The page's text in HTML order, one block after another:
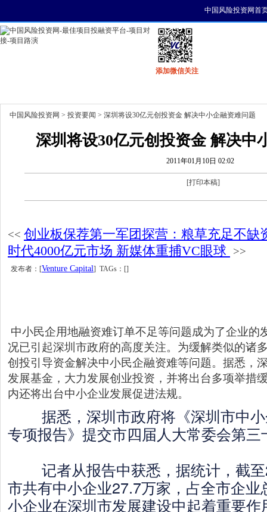
中国风险投资网首
添加微信关注
中国风险投资网 > 投资要闻 > 深圳将设30亿元创投资金 解决中小企融资难问题
深圳将设30亿元创投资金 解决中
2011年01月10日 02:02
[打印本稿]
<< 创业板保荐第一军团探营：粮草充足不缺
时代4000亿元市场 新媒体重捕VC眼球
>>
发布者：[Venture Capital] TAGs：[]
中小民企用地融资难订单不足等问题成为了企业的
况已引起深圳市政府的高度关注。为缓解类似的诸
创投引导资金解决中小民企融资难等问题。据悉，
发展基金，大力发展创业投资，并将出台多项举措
内还将出台中小企业发展促进法规。
据悉，深圳市政府将《深圳市中小
专项报告》提交市四届人大常委会第
记者从报告中获悉，据统计，截至
市共有中小企业27.7万家，占全市企
小企业在深圳市发展建设中起着重要